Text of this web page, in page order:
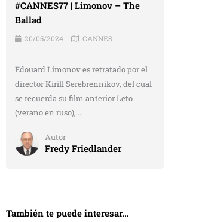
#CANNES77 | Limonov – The
Ballad
20/05/2024 CANNES
Edouard Limonov es retratado por el
director Kirill Serebrennikov, del cual
se recuerda su film anterior Leto
(verano en ruso), ...
Autor
Fredy Friedlander
También te puede interesar...